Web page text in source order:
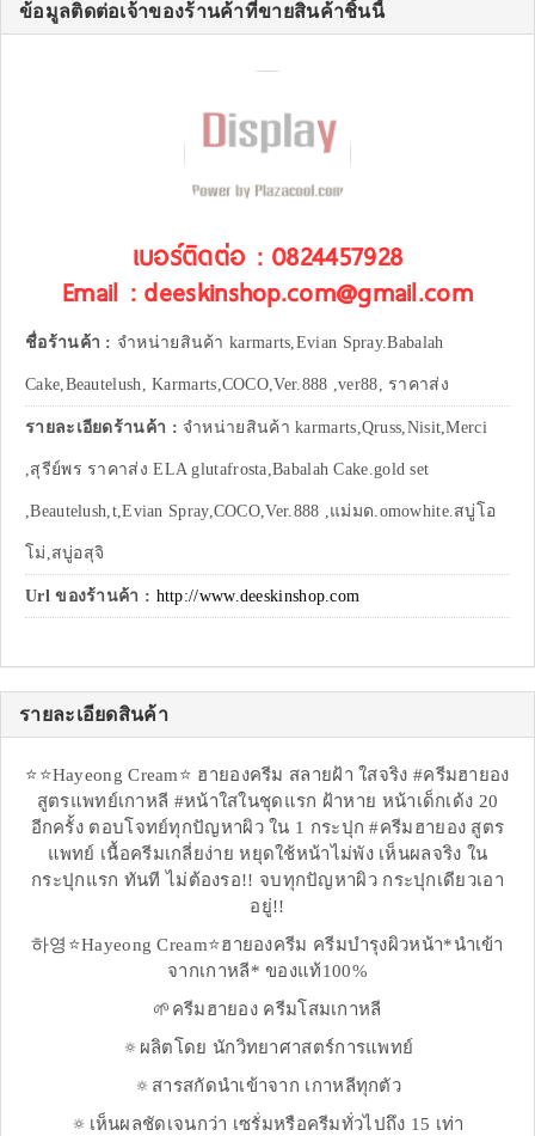
ข้อมูลติดต่อเจ้าของร้านค้าที่ขายสินค้าชิ้นนี้
เบอร์ติดต่อ : 0824457928
Email : deeskinshop.com@gmail.com
ชื่อร้านค้า : จำหน่ายสินค้า karmarts,Evian Spray.Babalah
Cake,Beautelush, Karmarts,COCO,Ver.888 ,ver88, ราคาส่ง
รายละเอียดร้านค้า : จำหน่ายสินค้า karmarts,Qruss,Nisit,Merci
,สุรีย์พร ราคาส่ง ELA glutafrosta,Babalah Cake.gold set
,Beautelush,t,Evian Spray,COCO,Ver.888 ,แม่มด.omowhite.สบู่โอ
โม่,สบู่อสุจิ
Url ของร้านค้า : http://www.deeskinshop.com
รายละเอียดสินค้า
⭐️⭐️Hayeong Cream⭐️ ฮายองครีม สลายฝ้า ใสจริง #ครีมฮายอง
สูตรแพทย์เกาหลี #หน้าใสในชุดแรก ฝ้าหาย หน้าเด็กเด้ง 20
อีกครั้ง ตอบโจทย์ทุกปัญหาผิว ใน 1 กระปุก #ครีมฮายอง สูตร
แพทย์ เนื้อครีมเกลี่ยง่าย หยุดใช้หน้าไม่พัง เห็นผลจริง ใน
กระปุกแรก ทันที ไม่ต้องรอ!! จบทุกปัญหาผิว กระปุกเดียวเอา
อยู่!!
하영⭐️Hayeong Cream⭐️ฮายองครีม ครีมบำรุงผิวหน้า*นำเข้า
จากเกาหลี* ของแท้100%
🌱ครีมฮายอง ครีมโสมเกาหลี
🔅ผลิตโดย นักวิทยาศาสตร์การแพทย์
🔅สารสกัดนำเข้าจาก เกาหลีทุกตัว
🔅เห็นผลชัดเจนกว่า เซรั่มหรือครีมทั่วไปถึง 15 เท่า